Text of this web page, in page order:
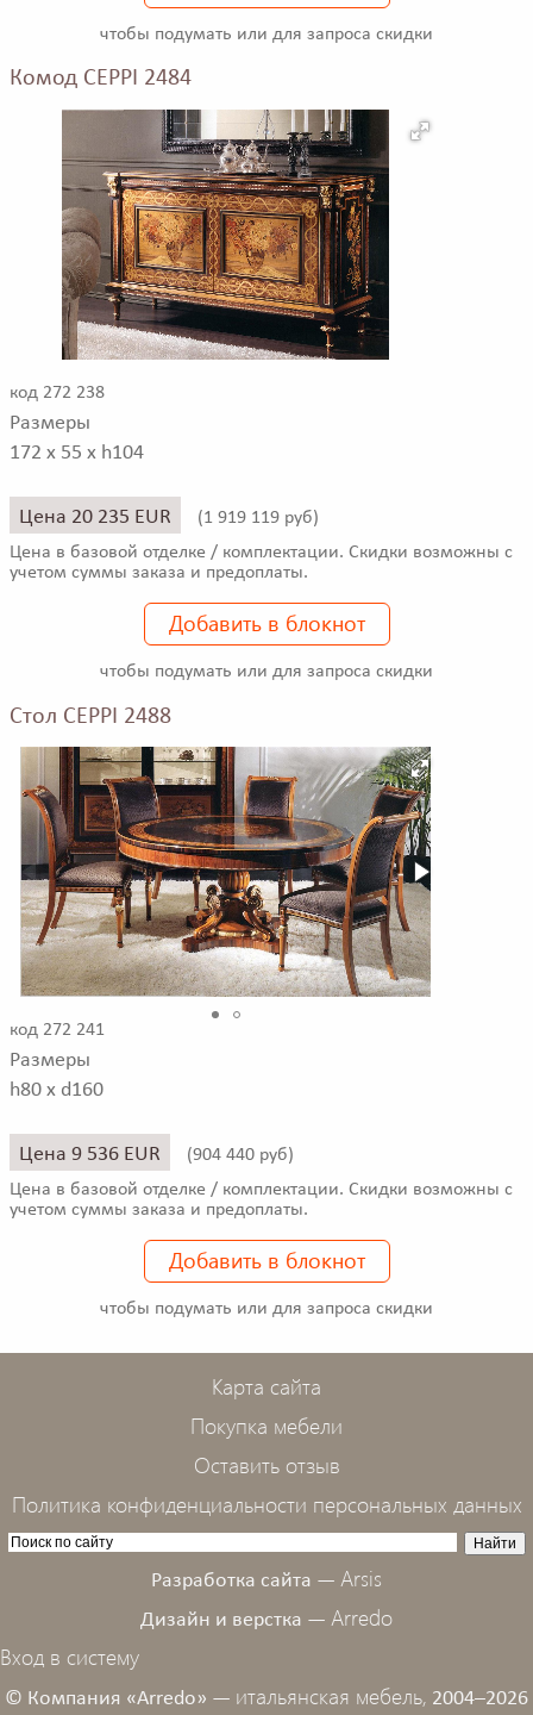
чтобы подумать или для запроса скидки
Комод CEPPI 2484
код 272 238
Размеры
172 x 55 x h104
Цена 20 235 EUR (1 919 119 руб)
Цена в базовой отделке / комплектации. Скидки возможны с
учетом суммы заказа и предоплаты.
Добавить в блокнот
чтобы подумать или для запроса скидки
Стол CEPPI 2488
код 272 241
Размеры
h80 x d160
Цена 9 536 EUR (904 440 руб)
Цена в базовой отделке / комплектации. Скидки возможны с
учетом суммы заказа и предоплаты.
Добавить в блокнот
чтобы подумать или для запроса скидки
Карта сайта
Покупка мебели
Оставить отзыв
Политика конфиденциальности персональных данных
Разработка сайта — Arsis
Дизайн и верстка — Arredo
Вход в систему
© Компания «Arredo» — итальянская мебель, 2004–2026